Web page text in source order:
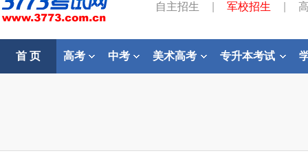
自主招生 军校招生
首 页 高考 中考 美术高考 专升本考试